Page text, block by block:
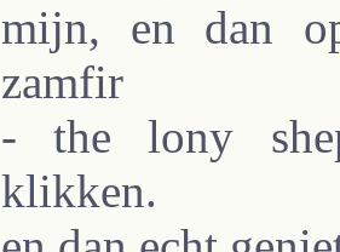
mijn, en dan
zamfir
- the lony
klikken.